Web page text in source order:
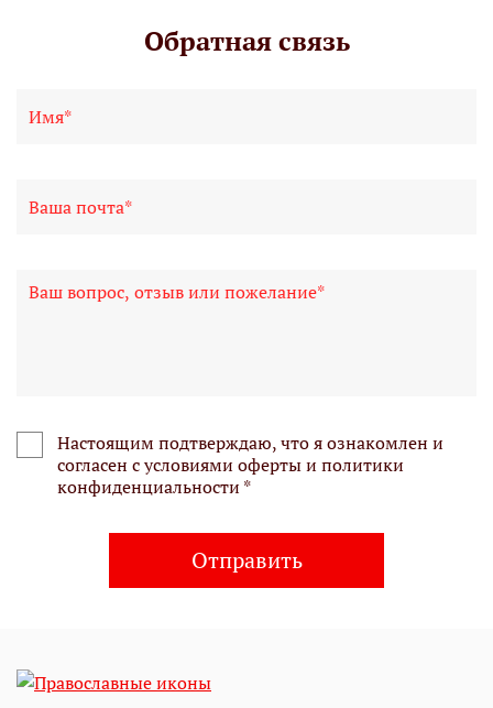
Обратная связь
Настоящим подтверждаю, что я ознакомлен и
согласен с условиями оферты и политики
конфиденциальности *
Отправить